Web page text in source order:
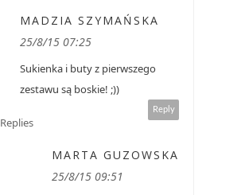
MADZIA SZYMAŃSKA
25/8/15 07:25
Sukienka i buty z pierwszego
zestawu są boskie! ;))
Reply
Replies
MARTA GUZOWSKA
25/8/15 09:51